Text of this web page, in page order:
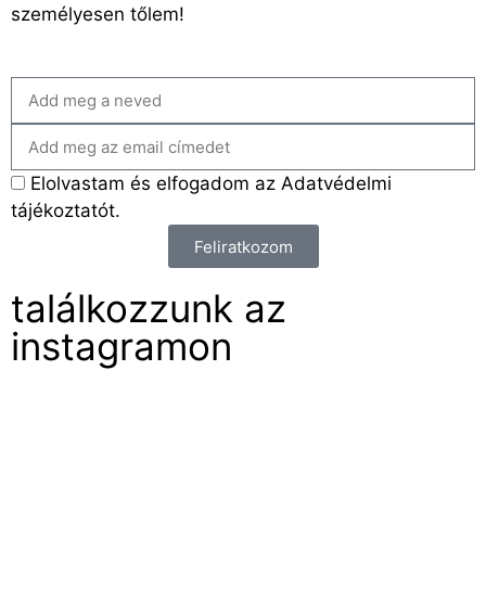
személyesen tőlem!
Elolvastam és elfogadom az Adatvédelmi
tájékoztatót.
Feliratkozom
találkozzunk az
instagramon